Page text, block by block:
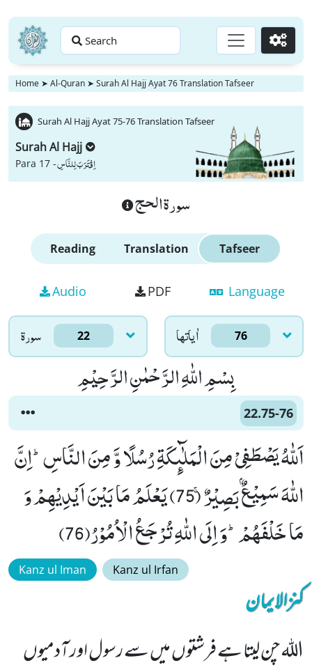
Search Go
Home ➤ Al-Quran ➤ Surah Al Hajj Ayat 76 Translation Tafseer
Surah Al Hajj Ayat 75-76 Translation Tafseer
Surah Al Hajj
Para 17 -اِقْتَرَبَ لِلنَّاسِ
سورة الحج
Reading Translation Tafseer
Audio PDF Language
سورۃ 22 اٰياتها 76
بِسْمِ اللّٰهِ الرَّحْمٰنِ الرَّحِیْمِ
22.75-76
اَللّٰهُ یَصْطَفِیْ مِنَ الْمَلٰٓىٕكَةِ رُسُلًا وَّ مِنَ النَّاسِؕ-اِنَّ
اللّٰهَ سَمِیْعٌۢ بَصِیْرٌۚ (75) یَعْلَمُ مَا بَیْنَ اَیْدِیْهِمْ وَ
مَا خَلْفَهُمْؕ-وَ اِلَى اللّٰهِ تُرْجَعُ الْاُمُوْرُ(76)
Kanz ul Iman Kanz ul Irfan
کنزالایمان
اللہ چن لیتا ہے فرشتوں میں سے رسول اور آدمیوں